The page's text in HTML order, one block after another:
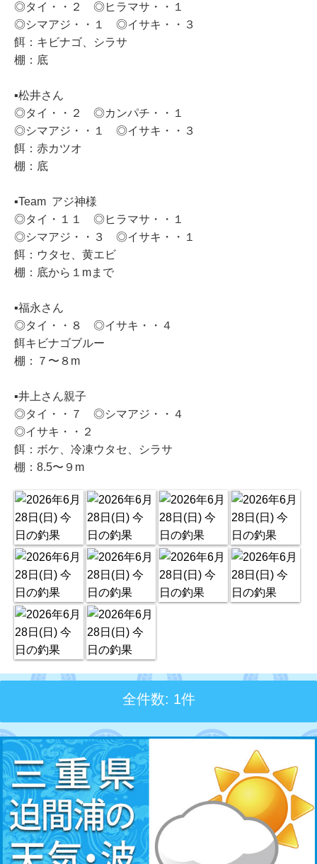
◎タイ・・２ ◎ヒラマサ・・１
◎シマアジ・・１ ◎イサキ・・３
餌：キビナゴ、シラサ
棚：底
▪️松井さん
◎タイ・・２ ◎カンパチ・・１
◎シマアジ・・１ ◎イサキ・・３
餌：赤カツオ
棚：底
▪️Team アジ神様
◎タイ・１１ ◎ヒラマサ・・１
◎シマアジ・・３ ◎イサキ・・１
餌：ウタセ、黄エビ
棚：底から１mまで
▪️福永さん
◎タイ・・８ ◎イサキ・・４
餌キビナゴブルー
棚：７〜８m
▪️井上さん親子
◎タイ・・７ ◎シマアジ・・４
◎イサキ・・２
餌：ボケ、冷凍ウタセ、シラサ
棚：8.5〜９m
全件数: 1件